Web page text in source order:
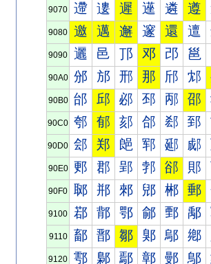
9070 遰 遱 遲 遳 遴 遵
9080 邀 邁 邂 邃 還 邅
9090 邐 邑 邒 邓 邔 邕
90A0 邠 邡 邢 那 邤 邥
90B0 邰 邱 邲 邳 邴 邵
90C0 郀 郁 郂 郃 郄 郅
90D0 郐 郑 郒 郓 郔 郕
90E0 郠 郡 郢 郣 郤 郥
90F0 郰 郱 郲 郳 郴 郵
9100 鄀 鄁 鄂 鄃 鄄 鄅
9110 鄐 鄑 鄒 鄓 鄔 鄕
9120 鄠 鄡 鄢 鄣 鄤 鄥